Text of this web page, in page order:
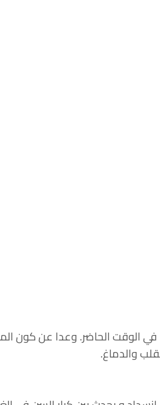
في الوقت الحاضر. وعدا عن كون
والدماغ.